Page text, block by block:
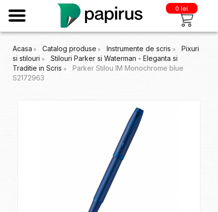
0 lei
Acasa Catalog produse Instrumente de scris
Pixuri
si stilouri
Stilouri Parker si Waterman - Eleganta si
Traditie in Scris
Parker Stilou IM Monochrome blue
S2172963